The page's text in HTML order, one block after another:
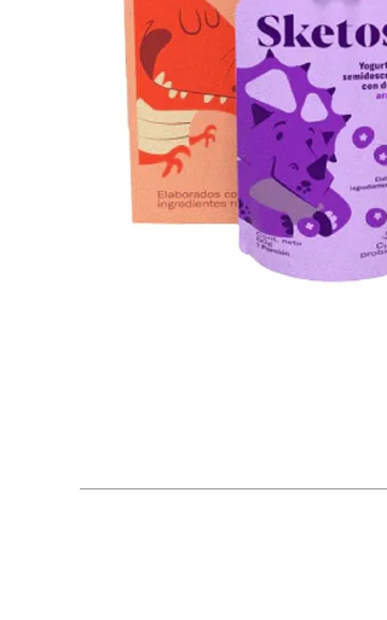
lácteos y refrigerados
vinos y licores
cuidado del bebé
otros